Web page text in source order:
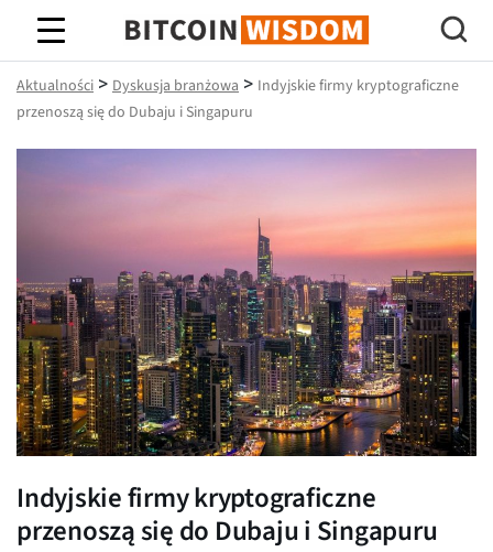
Mądrość Bitcoina
Aktualności > Dyskusja branżowa > Indyjskie firmy kryptograficzne
przenoszą się do Dubaju i Singapuru
Indyjskie firmy kryptograficzne
przenoszą się do Dubaju i Singapuru